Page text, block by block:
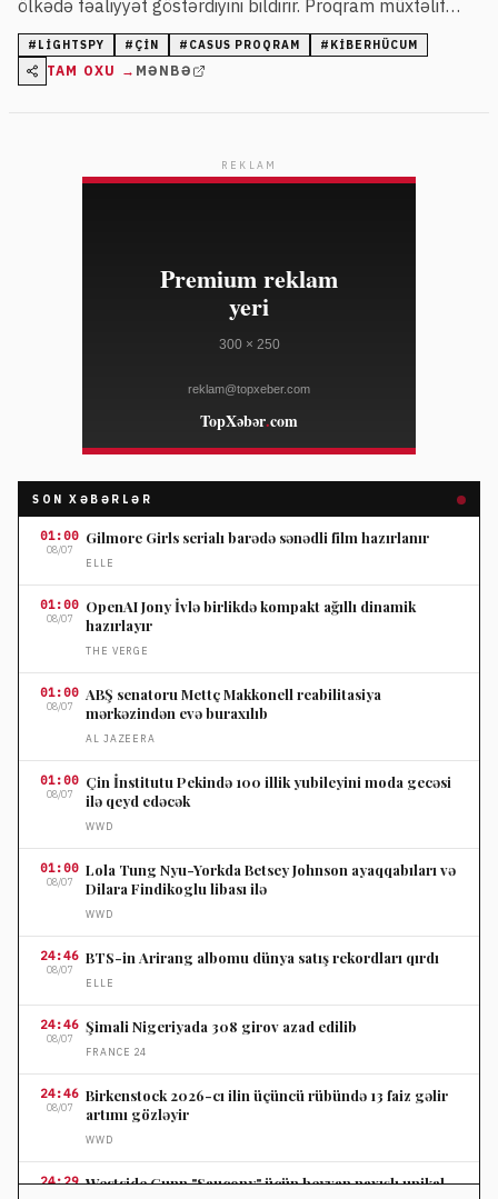
ölkədə fəaliyyət göstərdiyini bildirir. Proqram müxtəlif
cihazlara hücum edə və məlumatları oğurlaya bilir.
# LIGHTSPY # ÇIN # CASUS PROQRAM # KIBERHÜCUM
TAM OXU → MƏNBƏ
REKLAM
SON XƏBƏRLƏR
01:00
08/07
Gilmore Girls serialı barədə sənədli film hazırlanır
ELLE
01:00
08/07
OpenAI Jony İvlə birlikdə kompakt ağıllı dinamik
hazırlayır
THE VERGE
01:00
08/07
ABŞ senatoru Mettç Makkonell reabilitasiya
mərkəzindən evə buraxılıb
AL JAZEERA
01:00
08/07
Çin İnstitutu Pekində 100 illik yubileyini moda gecəsi
ilə qeyd edəcək
WWD
01:00
08/07
Lola Tung Nyu-Yorkda Betsey Johnson ayaqqabıları və
Dilara Findikoglu libası ilə
WWD
24:46
08/07
BTS-in Arirang albomu dünya satış rekordları qırdı
ELLE
24:46
08/07
Şimali Nigeriyada 308 girov azad edilib
FRANCE 24
24:46
08/07
Birkenstock 2026-cı ilin üçüncü rübündə 13 faiz gəlir
artımı gözləyir
WWD
24:29 Westside Gunn "Saucony" üçün heyvan naxışlı unikal